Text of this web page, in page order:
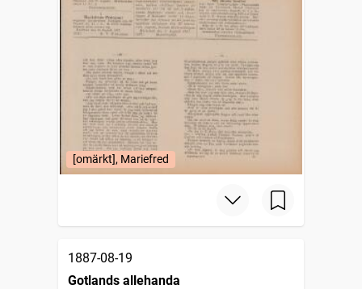
[omärkt], Mariefred
1887-08-19
Gotlands allehanda